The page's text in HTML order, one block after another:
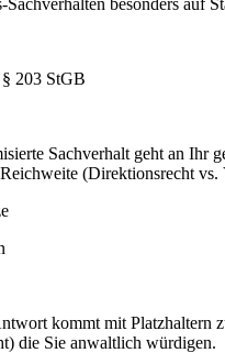
203 StGB
Sachverhalt geht an Ihr
(Direktionsrecht
kommt mit Platzhaltern
die Sie anwaltlich würdigen.